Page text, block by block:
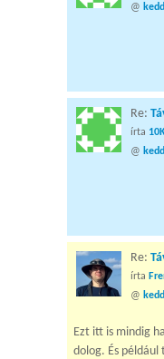
@
Re:
írta
@
Re:
írta
@
Ezt itt is mindig
dolog. És